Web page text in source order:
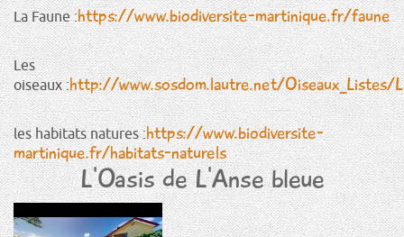
lien
est
La Faune :https://www.biodiversite-martinique.fr/faune
(le
lien
est
externe)
Les
oiseaux :http://www.sosdom.lautre.net/Oiseaux_Listes/
(le
lien
est
externe)
les habitats natures :https://www.biodiversite-
martinique.fr/habitats-naturels(le
lien
est
externe)
L'Oasis de L'Anse bleue